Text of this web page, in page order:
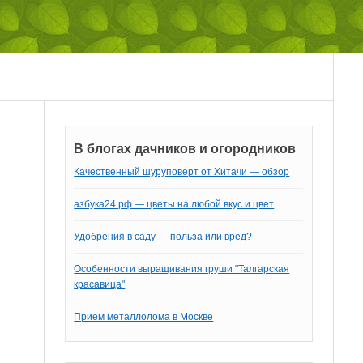
В блогах дачников и огородников
Качественный шуруповерт от Хитачи — обзор
азбука24.рф — цветы на любой вкус и цвет
Удобрения в саду — польза или вред?
Особенности выращивания груши "Талгарская
красавица"
Прием металлолома в Москве